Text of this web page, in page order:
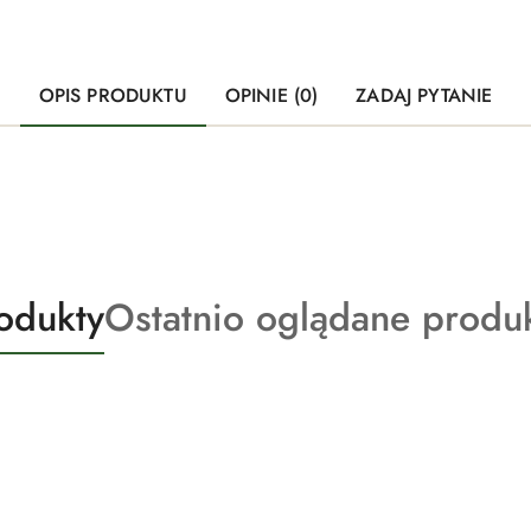
OPIS PRODUKTU OPINIE (0) ZADAJ PYTANIE
Produkty
o
Ostatnio oglądane